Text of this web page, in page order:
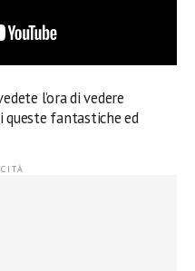
l’ora di vedere
queste fantastiche ed